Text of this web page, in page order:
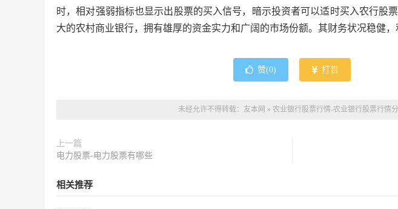
时，相对强弱指标也显示出股票的买入信号，暗示投资者可以适时买入农行股
大的农村商业银行，拥有雄厚的资金实力和广阔的市场份额。其财务状况稳健，
赞(0) 打赏
未经允许不得转载： 友本网 » 农业银行股票行情-农业银行股票行情
上一篇
电力股票-电力股票有哪些
相关推荐